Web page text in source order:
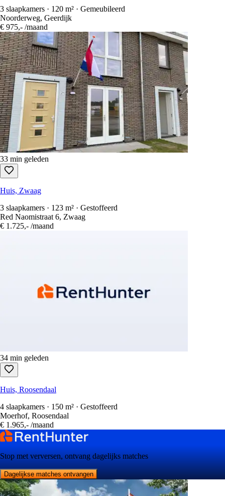
3 slaapkamers · 120 m² · Gemeubileerd
Noorderweg, Geerdijk
€ 975,- /maand
33 min geleden
Huis, Zwaag
3 slaapkamers · 123 m² · Gestoffeerd
Red Naomistraat 6, Zwaag
€ 1.725,- /maand
34 min geleden
Huis, Roosendaal
4 slaapkamers · 150 m² · Gestoffeerd
Moerhof, Roosendaal
€ 1.965,- /maand
Stop met verversen, ontvang dagelijks matches
Dagelijkse matches ontvangen